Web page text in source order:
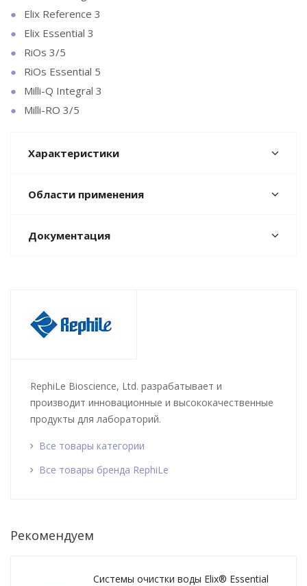
Elix Reference 3
Elix Essential 3
RiOs 3/5
RiOs Essential 5
Milli-Q Integral 3
Milli-RO 3/5
Характеристики
Области применения
Документация
RephiLe Bioscience, Ltd. разрабатывает и
производит инновационные и высококачественные
продукты для лабораторий.
Все товары категории
Все товары бренда RephiLe
Рекомендуем
Системы очистки воды Elix® Essential